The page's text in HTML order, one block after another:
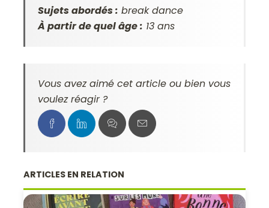
Sujets abordés : break dance
À partir de quel âge : 13 ans
Vous avez aimé cet article ou bien vous
voulez réagir ?
ARTICLES EN RELATION